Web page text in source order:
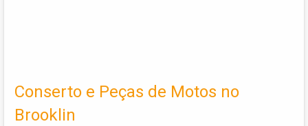
Conserto e Peças de Motos no
Brooklin